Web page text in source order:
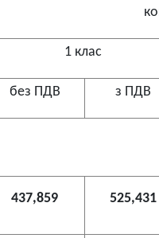
1 клас
без ПДВ з ПДВ
437,859 525,431